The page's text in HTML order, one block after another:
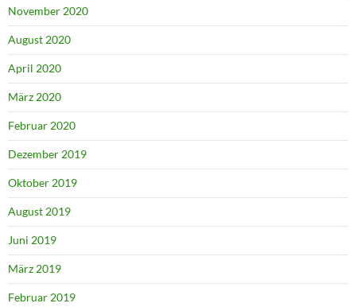
November 2020
August 2020
April 2020
März 2020
Februar 2020
Dezember 2019
Oktober 2019
August 2019
Juni 2019
März 2019
Februar 2019